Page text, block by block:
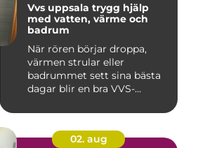
Vvs uppsala trygg hjälp
med vatten, värme och
badrum
När rören börjar droppa,
värmen strular eller
badrummet sett sina bästa
dagar blir en bra VVS-
02. aug